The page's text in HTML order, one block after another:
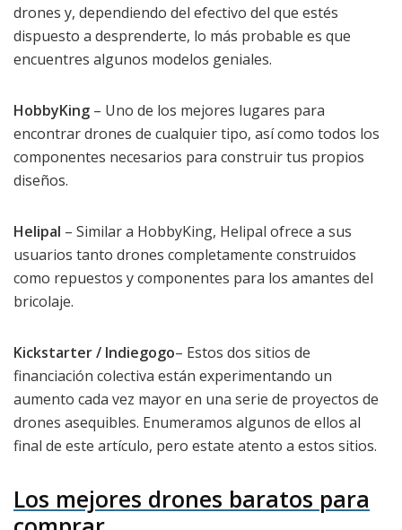
drones y, dependiendo del efectivo del que estés
dispuesto a desprenderte, lo más probable es que
encuentres algunos modelos geniales.
HobbyKing – Uno de los mejores lugares para
encontrar drones de cualquier tipo, así como todos los
componentes necesarios para construir tus propios
diseños.
Helipal – Similar a HobbyKing, Helipal ofrece a sus
usuarios tanto drones completamente construidos
como repuestos y componentes para los amantes del
bricolaje.
Kickstarter / Indiegogo– Estos dos sitios de
financiación colectiva están experimentando un
aumento cada vez mayor en una serie de proyectos de
drones asequibles. Enumeramos algunos de ellos al
final de este artículo, pero estate atento a estos sitios.
Los mejores drones baratos para